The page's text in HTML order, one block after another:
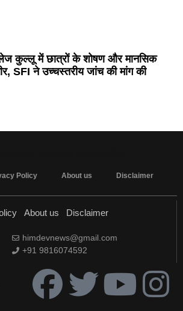
कुल्लू में छात्रों के शोषण और मानसिक
SFI ने उच्चस्तरीय जांच की मांग की
Policy About us Disclaimer
About us Disclaimer
himdevnews@gmail.com
+91 9816074592